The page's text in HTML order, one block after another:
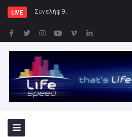
LIVE Συνελήφθησαν -3- άτομα για καλλι